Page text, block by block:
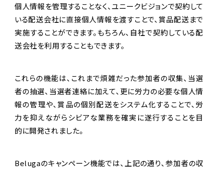
個人情報を管理することなく、ユニークビジョンで契約して
いる配送会社に直接個人情報を渡すことで、賞品配送まで
実施することができます。もちろん、自社で契約している配
送会社を利用することもできます。
これらの機能は、これまで煩雑だった参加者の収集、当選
者の抽選、当選者連絡に加えて、更に労力の必要な個人情
報の管理や、賞品の個別配送をシステム化することで、労
力を抑えながらシビアな業務を確実に遂行することを目
的に開発されました。
Belugaのキャンペーン機能では、上記の通り、参加者の収